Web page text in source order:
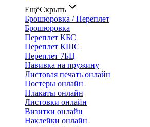
ЕщёСкрыть
Брошюровка / Переплет
Брошюровка
Переплет КБС
Переплет КШС
Переплет 7БЦ
Навивка на пружину
Листовая печать онлайн
Постеры онлайн
Плакаты онлайн
Листовки онлайн
Визитки онлайн
Наклейки онлайн